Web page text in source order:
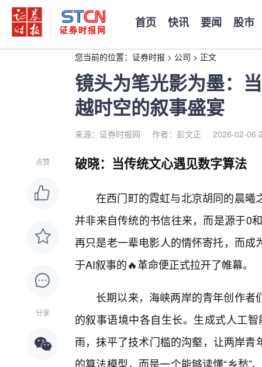
首页 快讯 要闻 股市
您当前的位置： 证券时报 > 公司 > 正文
镜头为笔光影为墨：
越时空的叙事盛宴
来源：证券时报网 作者：彭文正 2026-02-06
点赞
分享
破晓：当传统文心遇见数字算法
在西门町的霓虹与北京胡同的晨曦
并非来自传统的书信往来，而是源于0
再只是老一辈电影人的情怀寄托，而
于AI叙事的🔥革命便正式拉开了帷幕。
长期以来，海峡两岸的青年创作
的叙事语境中各自生长。生成式人工
雨，抹平了技术门槛的沟壑，让两岸
的算法模型，而是一个能够读懂“乡愁”